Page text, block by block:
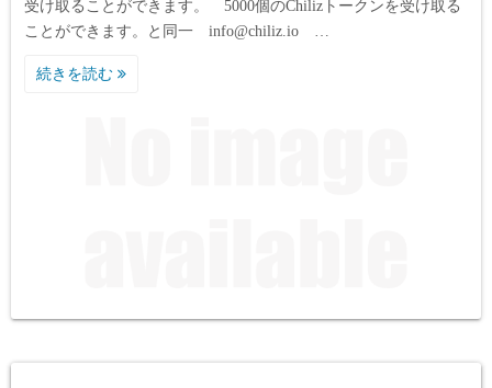
受け取ることができます。 5000個のChilizトークンを受け取る
ことができます。と同一 info@chiliz.io …
続きを読む